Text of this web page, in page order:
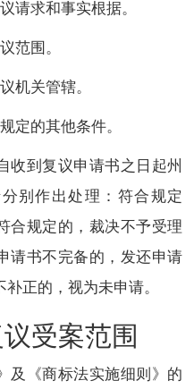
求和事实根据。
围。
关管辖。
的其他条件。
到复议申请书之日起州
别作出处理：符合规定
合规定的，裁决不予受理
请书不完备的，发还申请
正的，视为未申请。
受案范围
《商标法实施细则》的